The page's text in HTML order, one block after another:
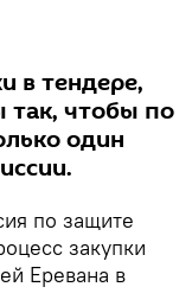
в тендере,
так, чтобы по
один
по защите
закупки
Еревана в